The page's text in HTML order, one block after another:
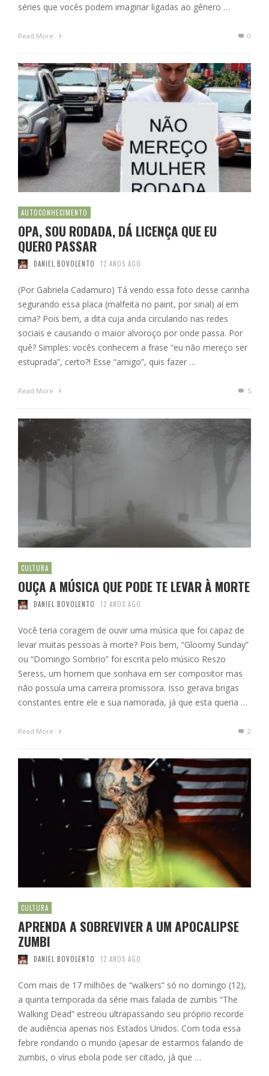
séries que vocês podem imaginar ligadas ao gênero …
Read More 0
AUTOCONHECIMENTO
OPA, SOU RODADA, DÁ LICENÇA QUE EU
QUERO PASSAR
DANIEL BOVOLENTO 12 ANOS AGO
(Por Gabriela Cadamuro) Tá vendo essa foto desse carinha
segurando essa placa (malfeita no paint, por sinal) aí em
cima? Pois bem, a dita cuja anda circulando nas redes
sociais e causando o maior alvoroço por onde passa. Por
quê? Simples: vocês conhecem a frase “eu não mereço ser
estuprada”, certo?! Esse “amigo”, quis fazer …
Read More 5
CULTURA
OUÇA A MÚSICA QUE PODE TE LEVAR À MORTE
DANIEL BOVOLENTO 12 ANOS AGO
Você teria coragem de ouvir uma música que foi capaz de
levar muitas pessoas à morte? Pois bem, “Gloomy Sunday”
ou “Domingo Sombrio” foi escrita pelo músico Reszo
Seress, um homem que sonhava em ser compositor mas
não possuía uma carreira promissora. Isso gerava brigas
constantes entre ele e sua namorada, já que esta queria …
Read More 2
CULTURA
APRENDA A SOBREVIVER A UM APOCALIPSE
ZUMBI
DANIEL BOVOLENTO 12 ANOS AGO
Com mais de 17 milhões de “walkers” só no domingo (12),
a quinta temporada da série mais falada de zumbis “The
Walking Dead” estreou ultrapassando seu próprio recorde
de audiência apenas nos Estados Unidos. Com toda essa
febre rondando o mundo (apesar de estarmos falando de
zumbis, o vírus ebola pode ser citado, já que …